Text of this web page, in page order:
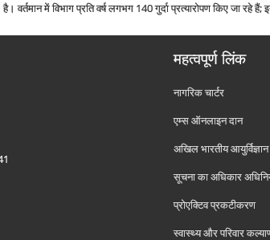
है। वर्तमान में विभाग प्रति वर्ष लगभग 140 गुर्दा प्रत्‍यारोपण किए जा
महत्वपूर्ण लिंक
नागरिक चार्टर
एम्स ऑनलाइन दान
अखिल भारतीय
सूचना का अधिकार
प्रोएक्टिव प्रकटीकरण
स्वास्थ्य और परिवार